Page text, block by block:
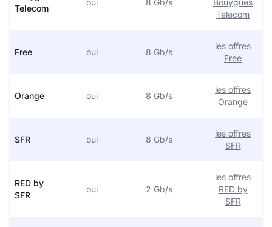
Telecom
oui 8 Gb/s
Bouygues
Telecom
Free oui 8 Gb/s
les offres
Free
Orange oui 8 Gb/s
les offres
Orange
SFR oui 8 Gb/s
les offres
SFR
RED by
SFR
oui 2 Gb/s
les offres
RED by
SFR